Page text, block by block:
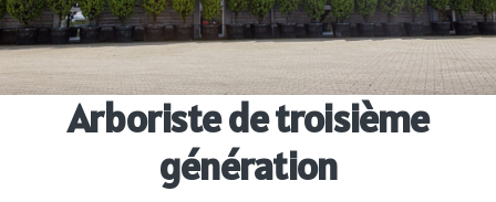
Arboriste de troisième
génération